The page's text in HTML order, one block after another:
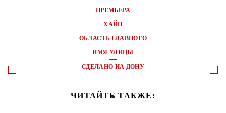
ПРЕМЬЕРА
ХАЙП
ОБЛАСТЬ ГЛАВНОГО
ИМЯ УЛИЦЫ
СДЕЛАНО НА ДОНУ
ЧИТАЙТЕ ТАКЖЕ: